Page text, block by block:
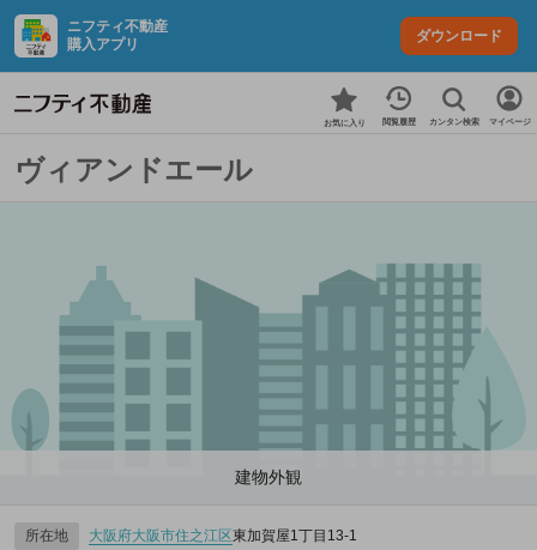
ニフティ不動産
購入アプリ
ダウンロード
お気に入り 閲覧履歴 カンタン検索 マイページ
ヴィアンドエール
建物外観
所在地 大阪府大阪市住之江区東加賀屋1丁目13-1